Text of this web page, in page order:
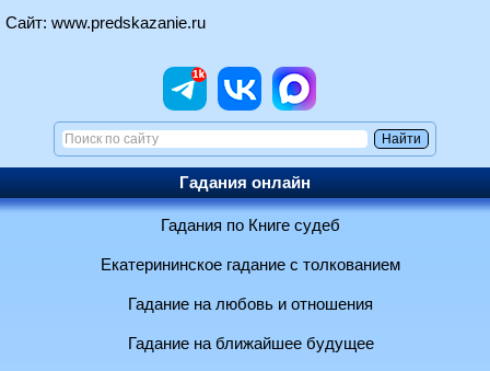
Сайт: www.predskazanie.ru
Гадания онлайн
Гадания по Книге судеб
Екатерининское гадание с толкованием
Гадание на любовь и отношения
Гадание на ближайшее будущее